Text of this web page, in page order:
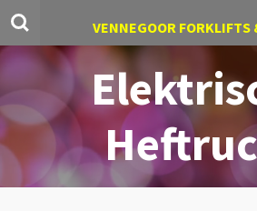
Ga
naar
hoofdinhoud
VENNEGOOR FORKLIFTS